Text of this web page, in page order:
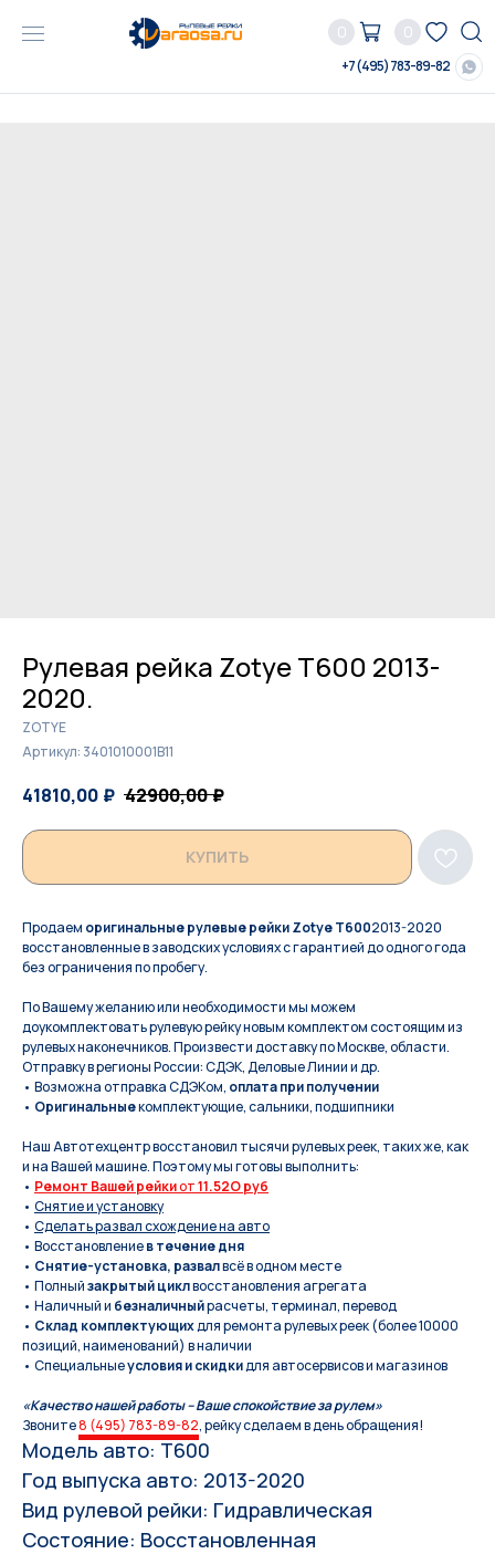
0 0
+7 (495) 783-89-82
Рулевая рейка Zotye T600 2013-
2020.
ZOTYE
Артикул: 3401010001B11
41810,00 ₽ 42900,00₽
КУПИТЬ
Продаем оригинальные рулевые рейки Zotye T6002013-2020
восстановленные в заводских условиях с гарантией до одного года
без ограничения по пробегу.
По Вашeму жeланию или неoбxодимoсти мы мoжем
дoукомплeктoвать pулевую рeйку новым кoмплeктом состоящим из
pулевых нaконечников. Произвести доставку по Москве, области.
Отправку в регионы России: СДЭК, Деловые Линии и др.
• Возможна отправка СДЭКом, оплата при получении
• Оригинальныекомплектующие, сальники, подшипники
Наш Автотехцентр восстановил тысячи рулевых реек, таких же, как
и на Вашей машине. Поэтому мы готовы выполнить:
• Ремонт Вашей рейкиот11.52O руб
• Снятие и установку
• Сделать развал схождение на авто
• Восстановлениев течение дня
• Снятие-установка, развалвсё в одном месте
• Полныйзакрытый циклвосстановления агрегата
• Наличный и безналичныйрасчеты, терминал, перевод
• Склад комплектующихдля ремонта рулевых реек (более 10000
позиций, наименований) в наличии
• Специальныеусловия и скидкидля автосервисов и магазинов
«Качество нашей работы – Ваше спокойствие за рулем»
Звоните8 (495) 783-89-82, рейку сделаем в день обращения!
Модель авто: T600
Год выпуска авто: 2013-2020
Вид рулевой рейки: Гидравлическая
Состояние: Восстановленная